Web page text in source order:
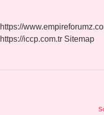
https://
https://iccp.com.tr Sitemap